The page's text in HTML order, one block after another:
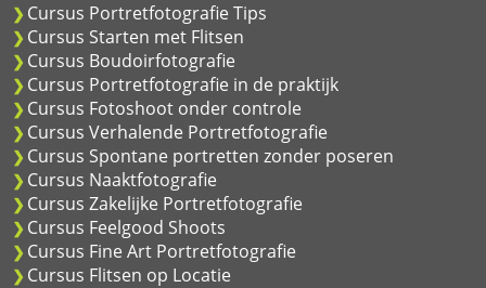
Cursus Portretfotografie Tips
Cursus Starten met Flitsen
Cursus Boudoirfotografie
Cursus Portretfotografie in de praktijk
Cursus Fotoshoot onder controle
Cursus Verhalende Portretfotografie
Cursus Spontane portretten zonder poseren
Cursus Naaktfotografie
Cursus Zakelijke Portretfotografie
Cursus Feelgood Shoots
Cursus Fine Art Portretfotografie
Cursus Flitsen op Locatie